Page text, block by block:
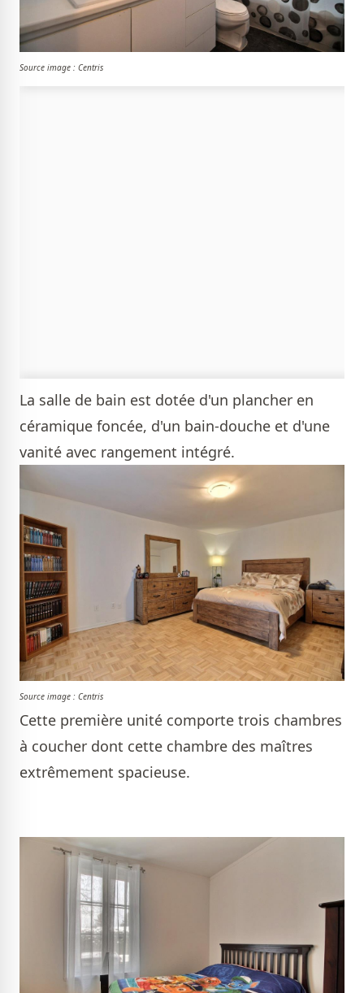
Source image : Centris
La salle de bain est dotée d'un plancher en
céramique foncée, d'un bain-douche et d'une
vanité avec rangement intégré.
Source image : Centris
Cette première unité comporte trois chambres
à coucher dont cette chambre des maîtres
extrêmement spacieuse.